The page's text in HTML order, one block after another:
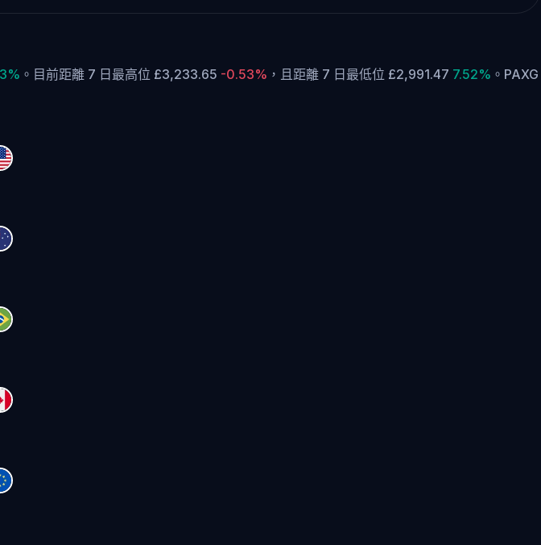
。 目前距離 7 日最高位 £3,233.65 -0.53% ， 且距離 7 日最低位 £2,991.47 7.52% 。 PAXG